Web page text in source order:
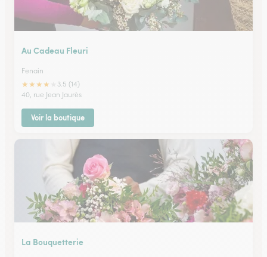
Au Cadeau Fleuri
Fenain
★★★★
3.5 (14)
40, rue Jean Jaurès
Voir la boutique
La Bouquetterie